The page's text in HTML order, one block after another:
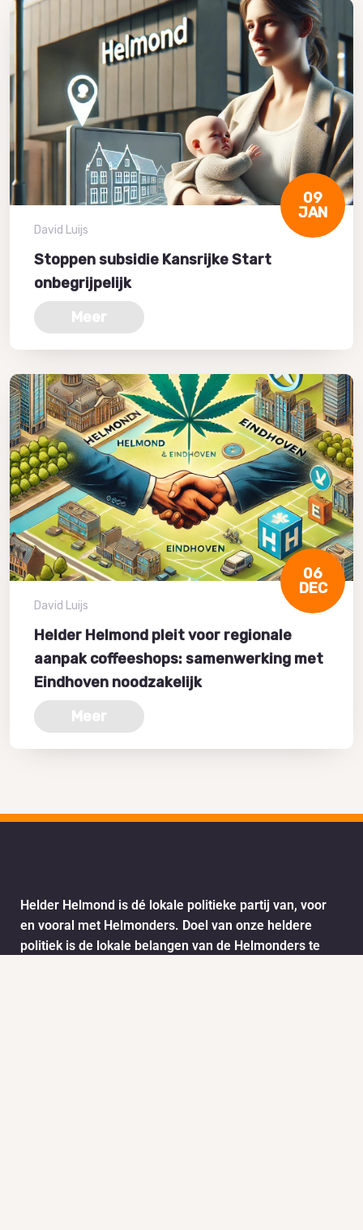
09
JAN
David Luijs
Stoppen subsidie Kansrijke Start
onbegrijpelijk
Meer
06
DEC
David Luijs
Helder Helmond pleit voor regionale
aanpak coffeeshops: samenwerking met
Eindhoven noodzakelijk
Meer
Helder Helmond is dé lokale politieke partij van, voor
en vooral met Helmonders. Doel van onze heldere
politiek is de lokale belangen van de Helmonders te